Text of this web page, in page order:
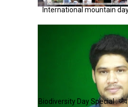
International mountain day :
Biodiversity Day Special : जैव